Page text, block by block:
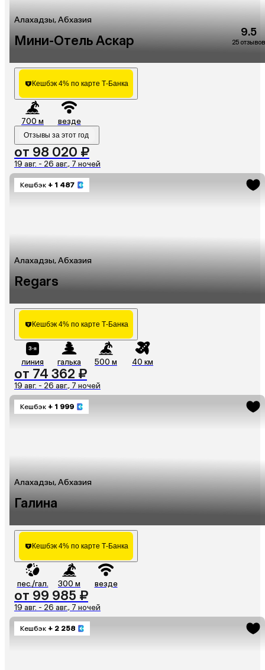
Алахадзы, Абхазия
Мини-Отель Аскар
9.5
25 отзывов
Кешбэк 4% по карте Т-Банка
700 м везде
Отзывы за этот год
от 98 020 ₽
19 авг. - 26 авг., 7 ночей
Кешбэк + 1 487
Алахадзы, Абхазия
Regars
Кешбэк 4% по карте Т-Банка
линия галька 500 м 40 км
от 74 362 ₽
19 авг. - 26 авг., 7 ночей
Кешбэк + 1 999
Алахадзы, Абхазия
Галина
Кешбэк 4% по карте Т-Банка
пес./гал. 300 м везде
от 99 985 ₽
19 авг. - 26 авг., 7 ночей
Кешбэк + 2 258